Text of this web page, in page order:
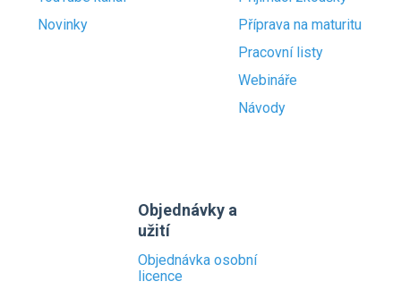
Novinky
Příprava na maturitu
Pracovní listy
Webináře
Návody
Objednávky a
užití
Objednávka osobní
licence